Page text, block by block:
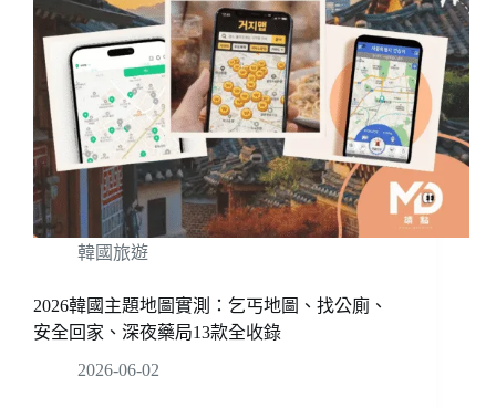
韓國旅遊
2026韓國主題地圖實測：乞丐地圖、找公廁、
安全回家、深夜藥局13款全收錄
2026-06-02